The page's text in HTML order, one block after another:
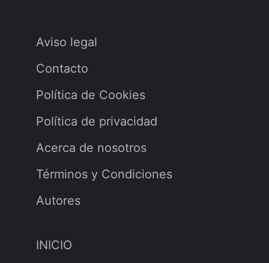
Aviso legal
Contacto
Política de Cookies
Política de privacidad
Acerca de nosotros
Términos y Condiciones
Autores
INICIO